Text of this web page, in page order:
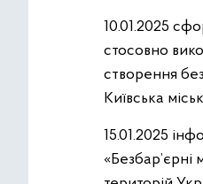
10.01.2025
стосовно
створення
Київська
15.01.2025